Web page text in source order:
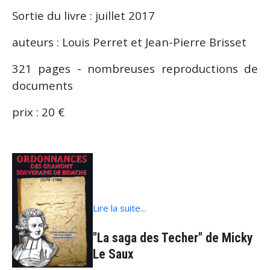
Sortie du livre : juillet 2017
auteurs : Louis Perret et Jean-Pierre Brisset
321 pages - nombreuses reproductions de
documents
prix : 20 €
Lire la suite...
"La saga des Techer" de Micky
Le Saux